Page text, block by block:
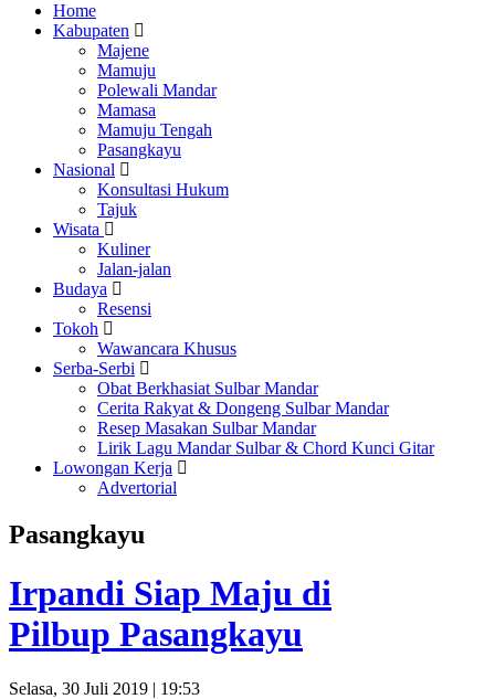
Home
Kabupaten
Majene
Mamuju
Polewali Mandar
Mamasa
Mamuju Tengah
Pasangkayu
Nasional
Konsultasi Hukum
Tajuk
Wisata
Kuliner
Jalan-jalan
Budaya
Resensi
Tokoh
Wawancara Khusus
Serba-Serbi
Obat Berkhasiat Sulbar Mandar
Cerita Rakyat & Dongeng Sulbar Mandar
Resep Masakan Sulbar Mandar
Lirik Lagu Mandar Sulbar & Chord Kunci Gitar
Lowongan Kerja
Advertorial
Pasangkayu
Irpandi Siap Maju di
Pilbup Pasangkayu
Selasa, 30 Juli 2019 | 19:53